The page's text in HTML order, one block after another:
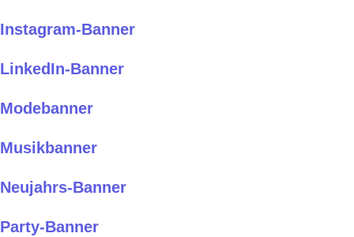
Instagram-Banner
LinkedIn-Banner
Modebanner
Musikbanner
Neujahrs-Banner
Party-Banner